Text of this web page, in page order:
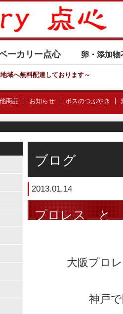
ーカリー点心 卵・添加
域へ無料配達しております～
商品 お知らせ ボスのつぶやき
ブログ
2013.01.14
プロレス と
大阪プロ
神戸